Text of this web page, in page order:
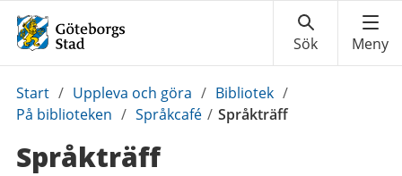
Du
är
Start / Uppleva och göra / Bibliotek /
På biblioteken / Språkcafé / Språkträff
Språkträff